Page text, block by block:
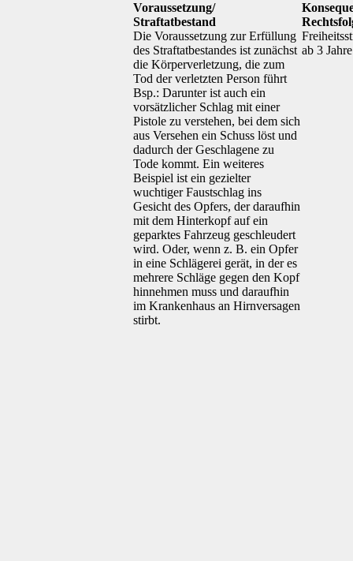
Voraussetzung/
Straftatbestand
Die Voraussetzung zur Erfüllung
des Straftatbestandes ist zunächst
die Körperverletzung, die zum
Tod der verletzten Person führt
Bsp.: Darunter ist auch ein
vorsätzlicher Schlag mit einer
Pistole zu verstehen, bei dem sich
aus Versehen ein Schuss löst und
dadurch der Geschlagene zu
Tode kommt. Ein weiteres
Beispiel ist ein gezielter
wuchtiger Faustschlag ins
Gesicht des Opfers, der daraufhin
mit dem Hinterkopf auf ein
geparktes Fahrzeug geschleudert
wird. Oder, wenn z. B. ein Opfer
in eine Schlägerei gerät, in der es
mehrere Schläge gegen den Kopf
hinnehmen muss und daraufhin
im Krankenhaus an Hirnversagen
stirbt.
ab 3 Jahre